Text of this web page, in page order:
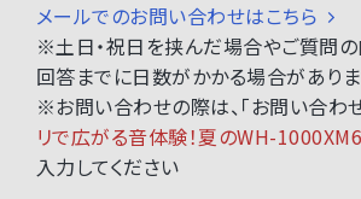
メールでのお問い合わせはこちら
※土日・祝日を挟んだ場合やご質問の
回答までに日数がかかる場合がありま
※お問い合わせの際は、「お問い合わ
リで広がる音体験！夏のWH-
入力してください